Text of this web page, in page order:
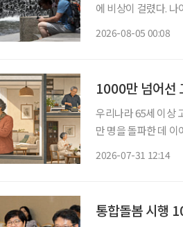
에 비상이 걸렸다.
2026-08-05 00:08
1000만 넘어선
우리나라 65세 이상
만 명을 돌파한 데
2026-07-31 12:14
통합돌봄 시행